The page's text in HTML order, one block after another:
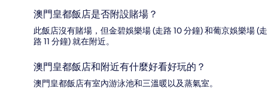
澳門皇都飯店是否附設賭場？
此飯店沒有賭場，但金碧娛樂場 (走路 10 分鐘) 和葡京娛樂場 (走
路 11 分鐘) 就在附近。
澳門皇都飯店和附近有什麼好看好玩的？
澳門皇都飯店有室內游泳池和三溫暖以及蒸氣室。